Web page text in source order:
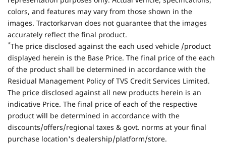
colors, and features may vary from those shown in the
images. Tractorkarvan does not guarantee that the images
accurately reflect the final product.
*The price disclosed against the each used vehicle /product
displayed herein is the Base Price. The final price of the each
of the product shall be determined in accordance with the
Residual Management Policy of TVS Credit Services Limited.
The price disclosed against all new products herein is an
indicative Price. The final price of each of the respective
product will be determined in accordance with the
discounts/offers/regional taxes & govt. norms at your final
purchase location's dealership/platform/store.